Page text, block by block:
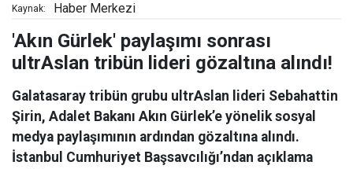
Kaynak: Haber Merkezi
'Akın Gürlek' paylaşımı sonrası
ultrAslan tribün lideri gözaltına alındı!
Galatasaray tribün grubu ultrAslan lideri Sebahattin
Şirin, Adalet Bakanı Akın Gürlek’e yönelik sosyal
medya paylaşımının ardından gözaltına alındı.
İstanbul Cumhuriyet Başsavcılığı’ndan açıklama